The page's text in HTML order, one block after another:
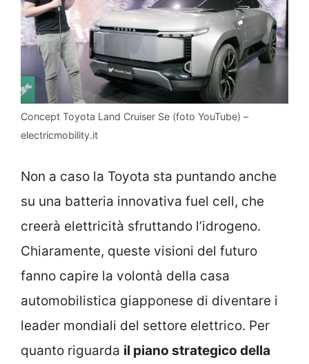
Concept Toyota Land Cruiser Se (foto YouTube) –
electricmobility.it
Non a caso la Toyota sta puntando anche
su una batteria innovativa fuel cell, che
creerà elettricità sfruttando l’idrogeno.
Chiaramente, queste visioni del futuro
fanno capire la volontà della casa
automobilistica giapponese di diventare i
leader mondiali del settore elettrico. Per
quanto riguarda il piano strategico della